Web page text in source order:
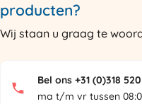
producten?
Wij staan u graag te
Bel ons +31 (0)318
ma t/m vr tussen